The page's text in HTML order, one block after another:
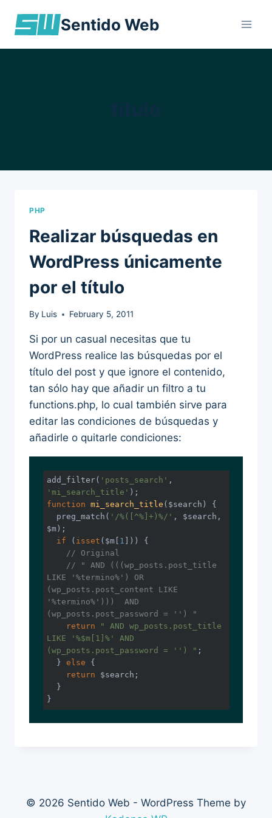
Sentido Web
PHP
Realizar búsquedas en
WordPress únicamente
por el título
By Luis February 5, 2011
Si por un casual necesitas que tu
WordPress realice las búsquedas por el
título del post y que ignore el contenido,
tan sólo hay que añadir un filtro a tu
functions.php, lo cual también sirve para
editar las condiciones de búsquedas y
añadirle o quitarle condiciones:
add_filter( 'posts_search'
'mi_search_title'
function mi_search_title ($search)
{
  preg_match(
'/%([^%]+)%/' , $search,
$m);
if ( isset ($m[ 1 ])) {
// Original
// " AND (((wp_posts.post_title
LIKE '%termino%') OR
(wp_posts.post_content LIKE
'%termino%')))  AND
(wp_posts.post_password = '') "
return
" AND wp_posts.post_title
LIKE '%$m[1]%' AND
(wp_posts.post_password = '') " ;
  }
else {
return $search;
}
© 2026 Sentido Web - WordPress Theme by